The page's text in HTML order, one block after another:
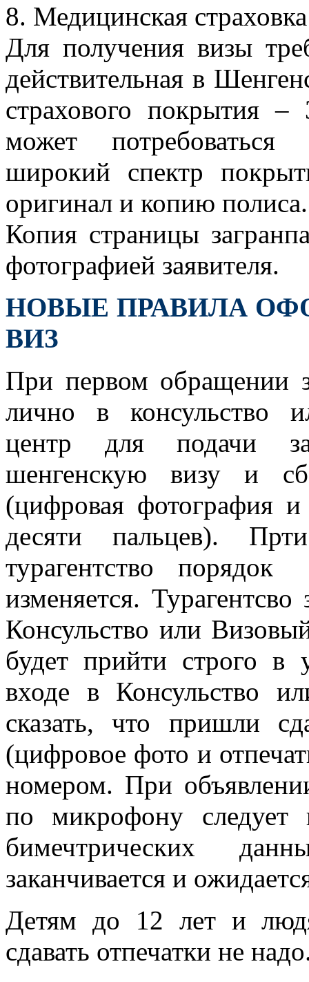
8. Медицинская
Для получения визы
действительная в
страхового покрытия
может
широкий спектр
оригинал и копию полиса.
Копия страницы
фотографией заявителя.
НОВЫЕ ПРАВИЛА
ВИЗ
При первом обращении
лично в консульство
центр для подачи
шенгенскую визу и
(цифровая фотография и
десяти пальцев).
турагентство
изменяется.
Консульство или
будет прийти строго
входе в Консульство
сказать, что пришли
(цифровое фото и
номером. При
по микрофону следует
бимечтрических
заканчивается и
Детям до 12 лет и
сдавать отпечатки не